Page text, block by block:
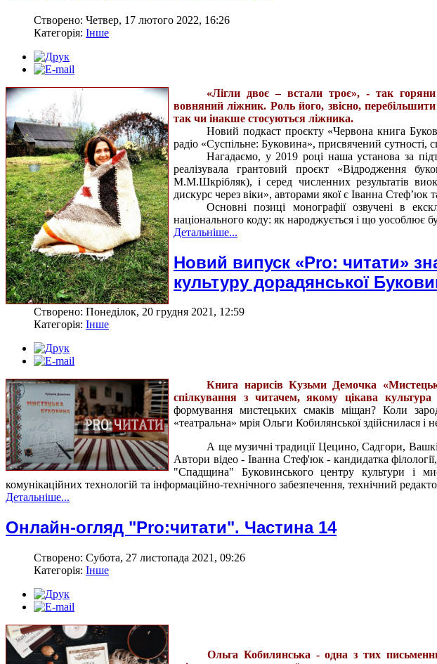
Створено: Четвер, 17 лютого 2022, 16:26
Категорія: Інше
«Лігли двоє – встали троє», - так
вовняний ліжник. Роль його, звісно,
так чи інакше стосуються ліжника.
Новий подкаст проєкту «Червона книга
радіо «Суспільне: Буковина», присвячений сутності,
Нагадаємо, у 2019 році наша установа за
реалізувала грантовий проєкт «Відродження
М.М.Шкрібляк), і серед численних результатів
дискурс через віки», авторами якої є Іванна
Основні позиці монографії озвучені в
національного коду: як народжується і що уособлює
Детальніше...
Новий випуск «Pro: читати»
культуру дорадянської
Створено: Понеділок, 20 грудня 2021, 12:59
Категорія: Інше
Книга нарисів Кузьми Демочка
спілкування з читачем, якому цікава
формування мистецьких смаків міщан? Коли
«театральна» мрія Ольги Кобилянської здійснилася і
А ще музичні традиції Цецино, Садгори,
Автори відео - Іванна Стеф'юк - кандидатка
"Спадщина" Буковинського центру культури і
комунікаційних технологій та інформаційно-технічного забезпечення, технічний
Детальніше...
Онлайн-огляд "Pro:читати". Частина 14
Створено: Субота, 27 листопада 2021, 09:26
Категорія: Інше
Ольга Кобилянська - одна з тих